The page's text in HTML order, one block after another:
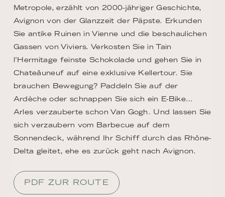
Metropole, erzählt von 2000-jähriger Geschichte,
Avignon von der Glanzzeit der Päpste. Erkunden
Sie antike Ruinen in Vienne und die beschaulichen
Gassen von Viviers. Verkosten Sie in Tain
l’Hermitage feinste Schokolade und gehen Sie in
Chateâuneuf auf eine exklusive Kellertour. Sie
brauchen Bewegung? Paddeln Sie auf der
Ardèche oder schnappen Sie sich ein E-Bike…
Arles verzauberte schon Van Gogh. Und lassen Sie
sich verzaubern vom Barbecue auf dem
Sonnendeck, während Ihr Schiff durch das Rhône-
Delta gleitet, ehe es zurück geht nach Avignon.
PDF ZUR ROUTE